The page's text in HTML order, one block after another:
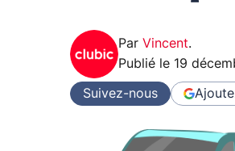
Par Vincent.
Publié le 19
Suivez-nous